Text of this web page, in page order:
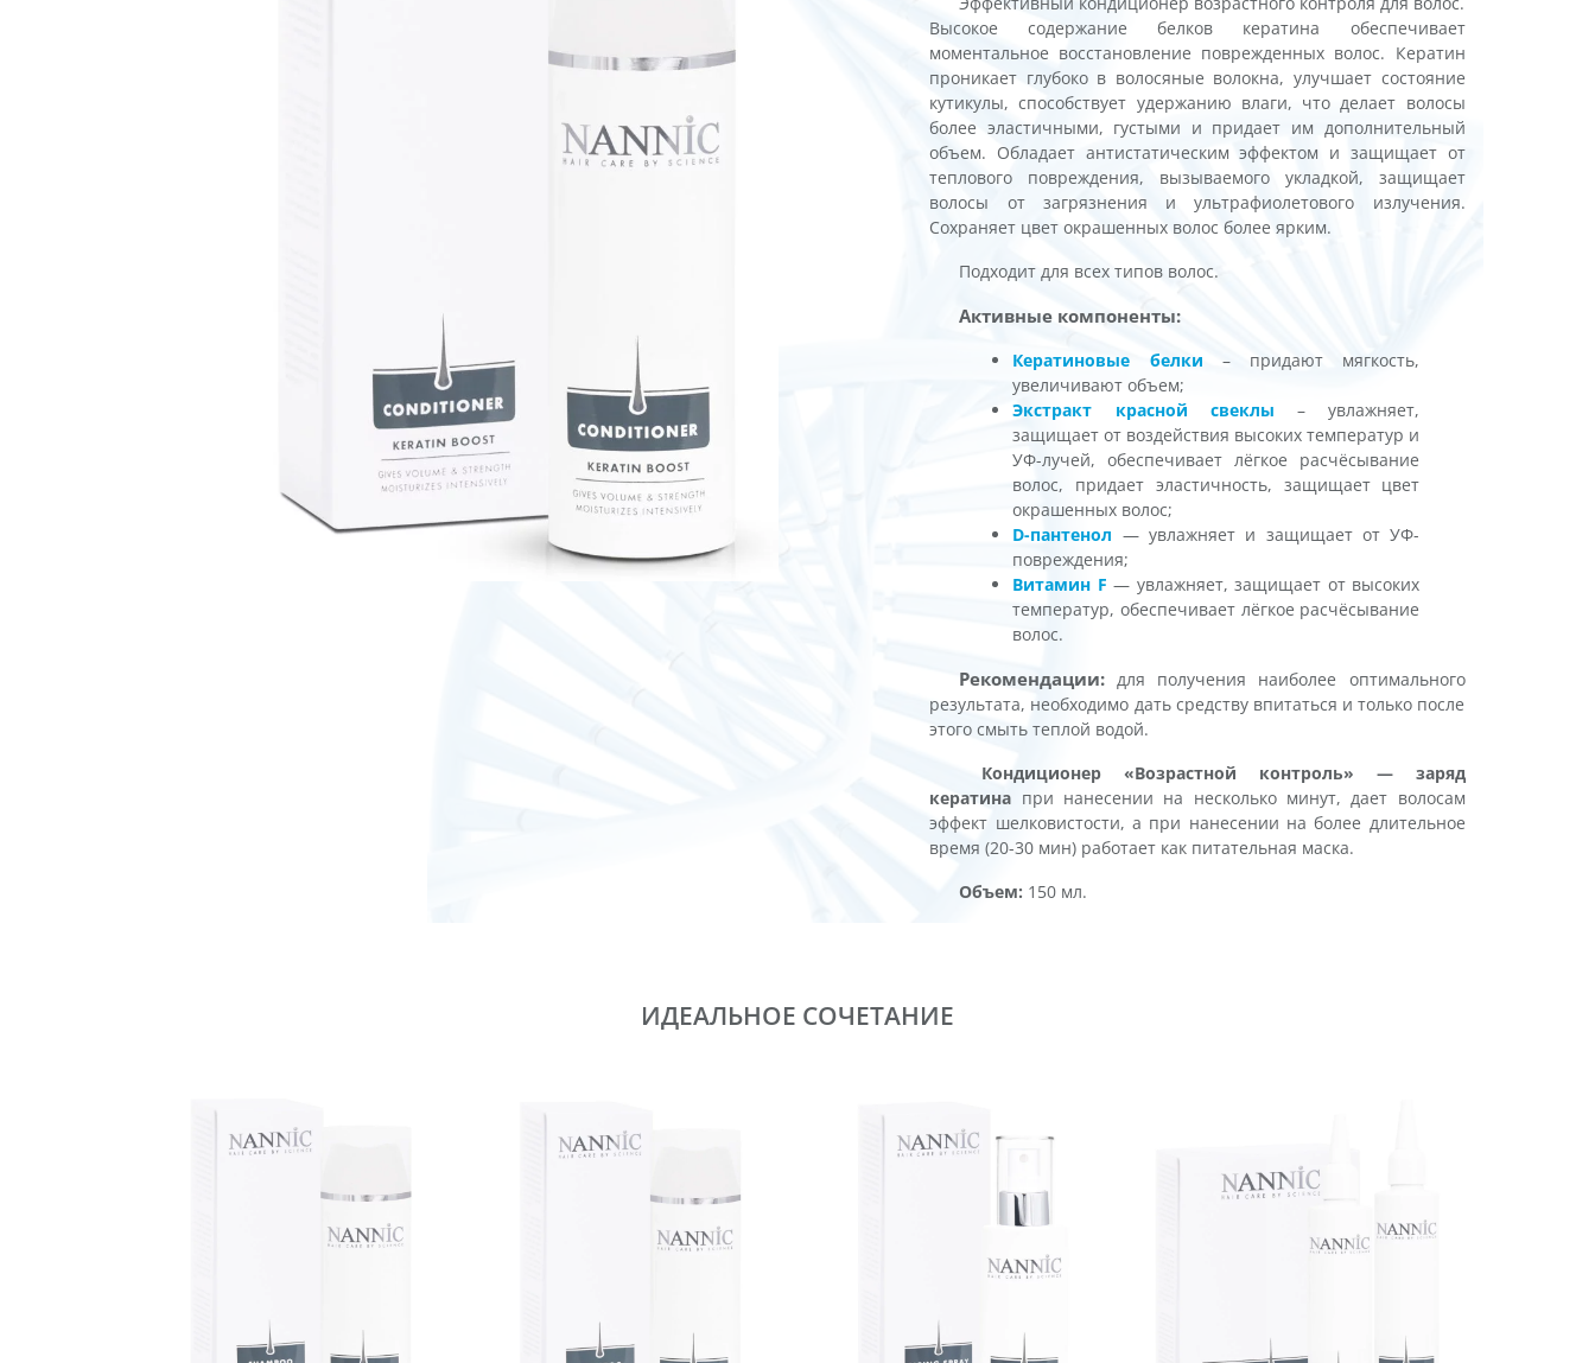
Высокое содержание белков кератина обеспечивает
моментальное восстановление поврежденных волос. Кератин
проникает глубоко в волосяные волокна, улучшает состояние
кутикулы, способствует удержанию влаги, что делает волосы
более эластичными, густыми и придает им дополнительный
объем. Обладает антистатическим эффектом и защищает от
теплового повреждения, вызываемого укладкой, защищает
волосы от загрязнения и ультрафиолетового излучения.
Сохраняет цвет окрашенных волос более ярким.
Подходит для всех типов волос.
Активные компоненты:
Кератиновые белки – придают мягкость,
увеличивают объем;
Экстракт красной свеклы – увлажняет,
защищает от воздействия высоких температур и
УФ-лучей, обеспечивает лёгкое расчёсывание
волос, придает эластичность, защищает цвет
окрашенных волос;
D-пантенол — увлажняет и защищает от УФ-
повреждения;
Витамин F — увлажняет, защищает от высоких
температур, обеспечивает лёгкое расчёсывание
волос.
Рекомендации: для получения наиболее оптимального
результата, необходимо дать средству впитаться и только после
этого смыть теплой водой.
Кондиционер «Возрастной контроль» — заряд
кератина при нанесении на несколько минут, дает волосам
эффект шелковистости, а при нанесении на более длительное
время (20-30 мин) работает как питательная маска.
Объем: 150 мл.
ИДЕАЛЬНОЕ СОЧЕТАНИЕ